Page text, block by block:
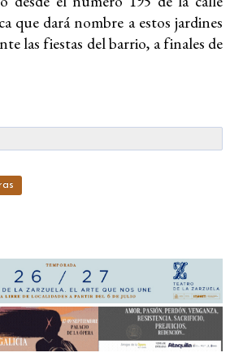
que dará nombre a estos jardines
las fiestas del barrio, a finales de